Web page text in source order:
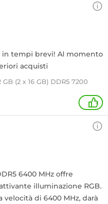
tempi brevi! Al momento
acquisti
(2 x 16 GB) DDR5 7200
+
6400 MHz offre
illuminazione RGB.
velocità di 6400 MHz, darà